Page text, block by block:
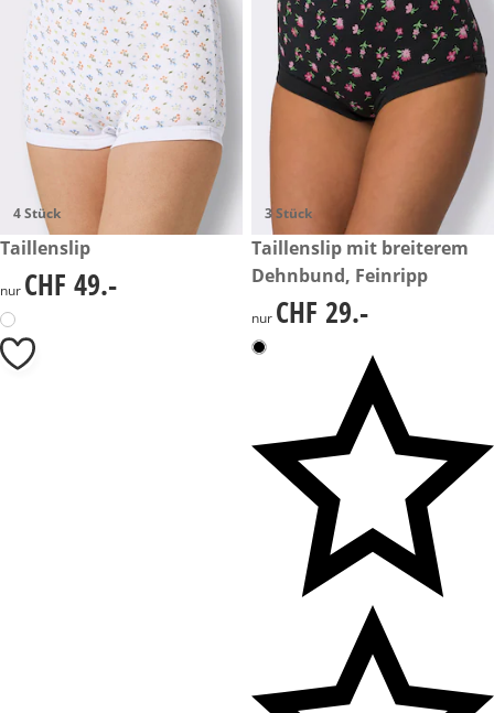
4 Stück
CHF 49.-
Taillenslip
CHF 49.-
nur CHF 49.-
3 Stück
CHF 29.-
Taillenslip mit breiterem
Dehnbund, Feinripp
CHF 29.-
nur CHF 29.-